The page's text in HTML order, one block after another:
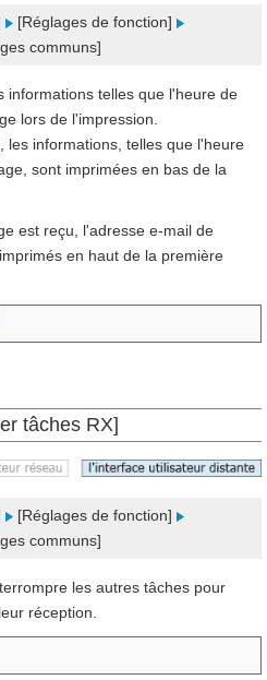
[Réglages de fonction]
communs]
informations telles que l'heure de
lors de l'impression.
les informations, telles que l'heure
sont imprimées en bas de la
est reçu, l'adresse e-mail de
en haut de la première
tâches RX]
[Réglages de fonction]
communs]
les autres tâches pour
réception.